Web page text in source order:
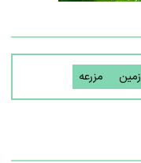
زمین مزرعه